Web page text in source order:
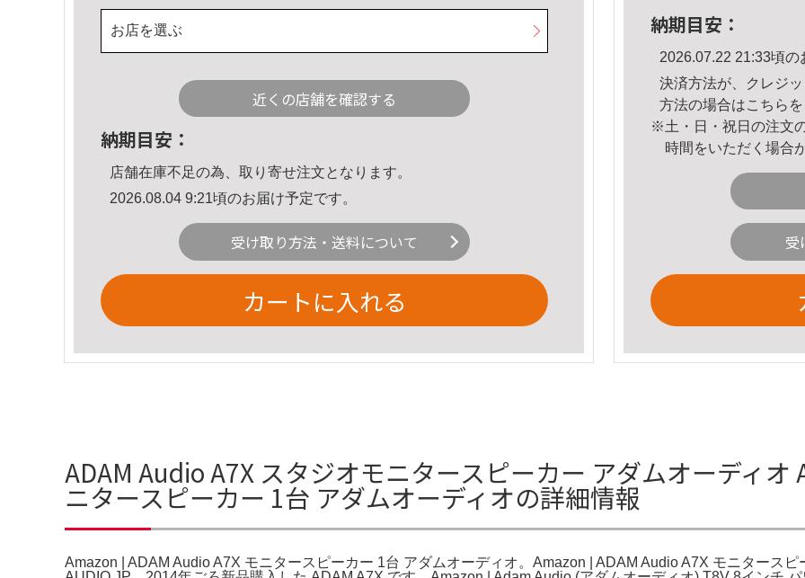
お店を選ぶ
近くの店舗を確認する
納期目安：
店舗在庫不足の為、取り寄せ注文となります。
2026.08.04 9:21頃のお届け予定です。
受け取り方法・送料について
カートに入れる
納期目安：
2026.07.22 21:33頃
決済方法が、クレジ
方法の場合はこちら
※土・日・祝日の注文
時間をいただく場合
受
ADAM Audio A7X スタジオモニタースピーカー アダムオーディオ
ニタースピーカー 1台 アダムオーディオの詳細情報
Amazon | ADAM Audio A7X モニタースピーカー 1台 アダムオーディオ。Amazon | ADAM Audio A7X モニタース